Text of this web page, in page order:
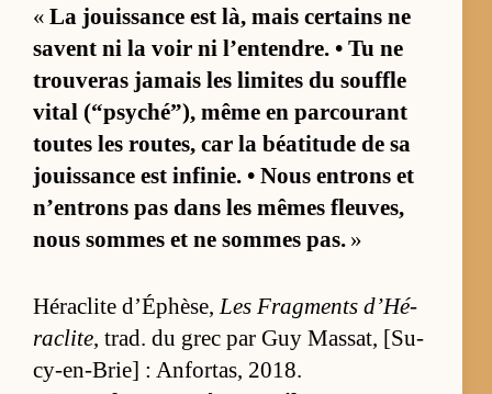
« La jouis­sance est là, mais cer­tains ne
savent ni la voir ni l’en­tendre. • Tu ne
trou­ve­ras ja­mais les li­mites du souffle
vi­tal (“­psy­ché”), même en par­cou­rant
toutes les rou­tes, car la béa­ti­tude de sa
jouis­sance est in­fi­nie. • Nous en­trons et
n’en­trons pas dans les mêmes fleu­ves,
nous sommes et ne sommes pas. »
Hé­ra­clite d’Éphè­se, Les Frag­ments d’Hé­
ra­clite, trad. du grec par Guy Mas­sat, [Su­
cy-en-Brie] : An­for­tas, 2018.